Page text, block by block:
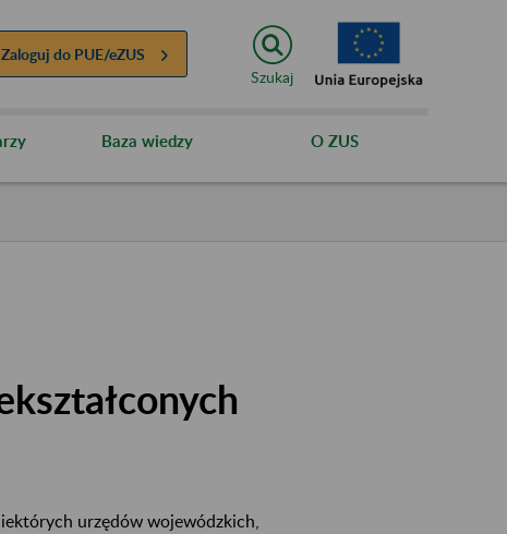
Zaloguj do PUE/eZUS
Szukaj
Baza wiedzy O ZUS
urzędów wojewódzkich,